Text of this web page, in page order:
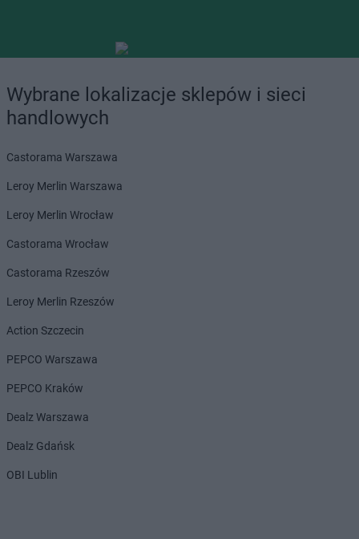
Wybrane lokalizacje sklepów i sieci
handlowych
Castorama Warszawa
Leroy Merlin Warszawa
Leroy Merlin Wrocław
Castorama Wrocław
Castorama Rzeszów
Leroy Merlin Rzeszów
Action Szczecin
PEPCO Warszawa
PEPCO Kraków
Dealz Warszawa
Dealz Gdańsk
OBI Lublin